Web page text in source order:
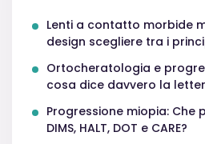
Lenti a contatto morbide
design scegliere tra i
Ortocheratologia e
cosa dice davvero la
Progressione miopia: Che
DIMS, HALT, DOT e CARE?